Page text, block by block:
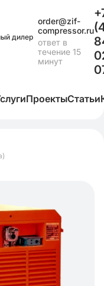
дилер
order@zif-
compressor.ru
ответ в
течение 15
минут
ПроектыСтатьи